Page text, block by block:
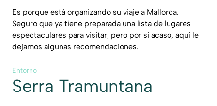
Es porque está organizando su viaje a Mallorca.
Seguro que ya tiene preparada una lista de lugares
espectaculares para visitar, pero por si acaso, aquí le
dejamos algunas recomendaciones.
Entorno
Serra Tramuntana